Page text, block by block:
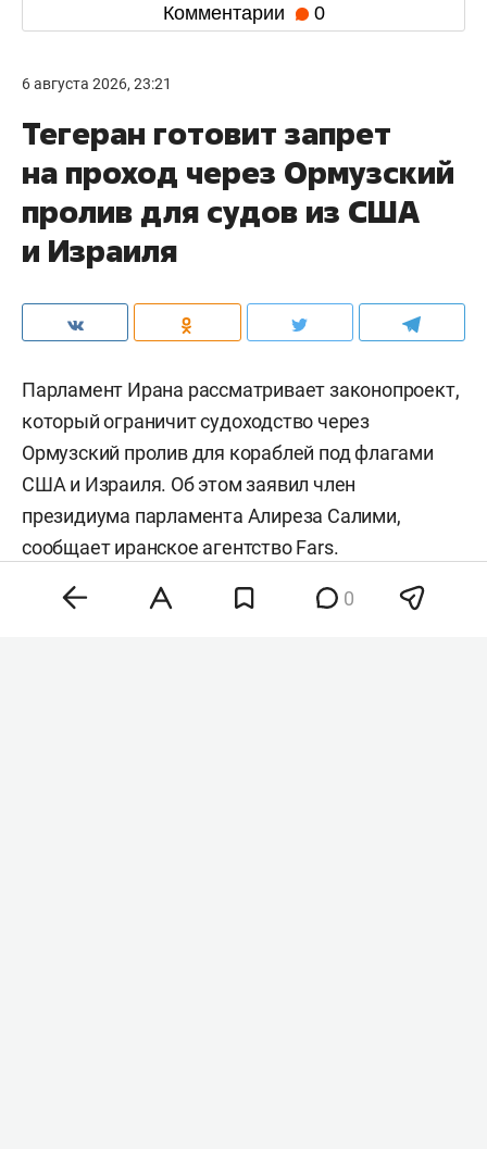
Комментарии 0
6 августа 2026, 23:21
Тегеран готовит запрет
на проход через Ормузский
пролив для судов из США
и Израиля
Парламент Ирана рассматривает законопроект,
который ограничит судоходство через
Ормузский пролив для кораблей под флагами
США и Израиля. Об этом заявил член
президиума парламента Алиреза Салими,
сообщает иранское агентствоFars.
0